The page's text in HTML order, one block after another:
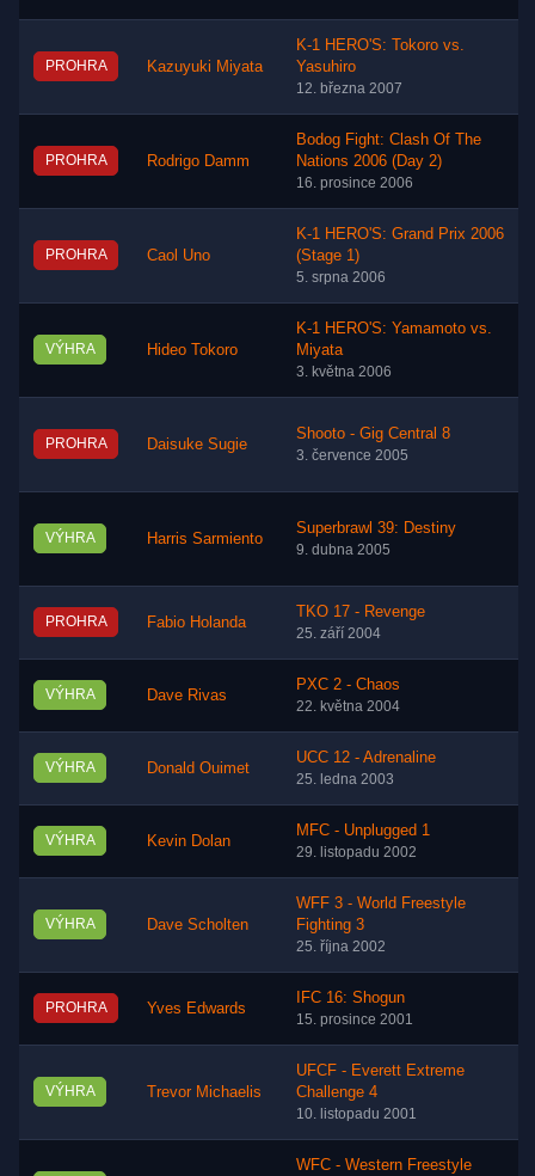
PROHRA Kazuyuki Miyata
K-1 HERO'S: Tokoro vs.
Yasuhiro
12. března 2007
PROHRA Rodrigo Damm
Bodog Fight: Clash Of The
Nations 2006 (Day 2)
16. prosince 2006
PROHRA Caol Uno
K-1 HERO'S: Grand Prix 2006
(Stage 1)
5. srpna 2006
VÝHRA Hideo Tokoro
K-1 HERO'S: Yamamoto vs.
Miyata
3. května 2006
PROHRA Daisuke Sugie
Shooto - Gig Central 8
3. července 2005
VÝHRA Harris Sarmiento
Superbrawl 39: Destiny
9. dubna 2005
PROHRA Fabio Holanda
TKO 17 - Revenge
25. září 2004
VÝHRA Dave Rivas
PXC 2 - Chaos
22. května 2004
VÝHRA Donald Ouimet
UCC 12 - Adrenaline
25. ledna 2003
VÝHRA Kevin Dolan
MFC - Unplugged 1
29. listopadu 2002
VÝHRA Dave Scholten
WFF 3 - World Freestyle
Fighting 3
25. října 2002
PROHRA Yves Edwards
IFC 16: Shogun
15. prosince 2001
VÝHRA Trevor Michaelis
UFCF - Everett Extreme
Challenge 4
10. listopadu 2001
WFC - Western Freestyle